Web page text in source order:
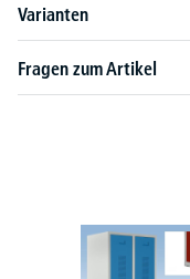
Varianten
Fragen zum Artikel